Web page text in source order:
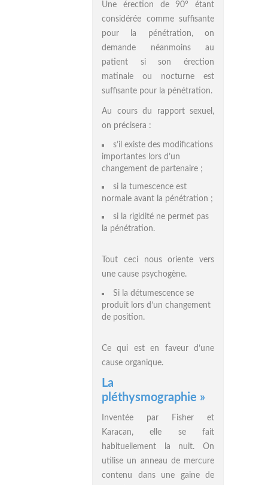
Une érection de 90° étant
considérée comme suffisante
pour la pénétration, on
demande néanmoins au
patient si son érection
matinale ou nocturne est
suffisante pour la pénétration.
Au cours du rapport sexuel,
on précisera :
s’il existe des modifications
importantes lors d’un
changement de partenaire ;
si la tumescence est
normale avant la pénétration ;
si la rigidité ne permet pas
la pénétration.
Tout ceci nous oriente vers
une cause psychogène.
Si la détumescence se
produit lors d’un changement
de position.
Ce qui est en faveur d’une
cause organique.
La
pléthysmographie »
Inventée par Fisher et
Karacan, elle se fait
habituellement la nuit. On
utilise un anneau de mercure
contenu dans une gaine de